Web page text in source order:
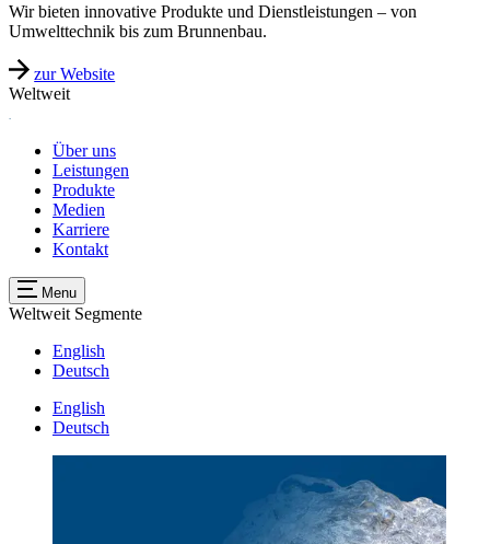
Wir bieten innovative Produkte und Dienstleistungen – von
Umwelttechnik bis zum Brunnenbau.
zur Website
Weltweit
Über uns
Leistungen
Produkte
Medien
Karriere
Kontakt
Menu
Weltweit Segmente
English
Deutsch
English
Deutsch